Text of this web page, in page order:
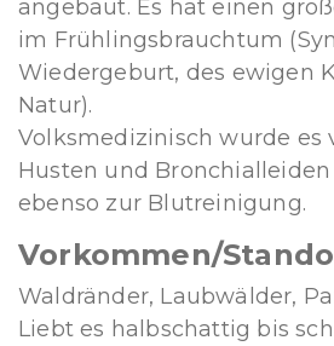
angebaut. Es hat einen
im Frühlingsbrauchtum
Wiedergeburt, des ewigen
Natur).
Volksmedizinisch wurde es
Husten und
ebenso zur Blutreinigung.
Vorkommen/
Waldränder, Laubwälder,
Liebt es halbschattig bis